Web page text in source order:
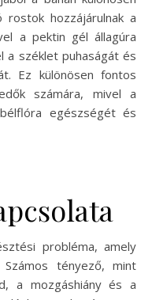
rostok hozzájárulnak a
a pektin gél állagúra
a széklet puhaságát és
Ez különösen fontos
számára, mivel a
egészségét és
probléma, amely
tényező, mint
a mozgáshiány és a